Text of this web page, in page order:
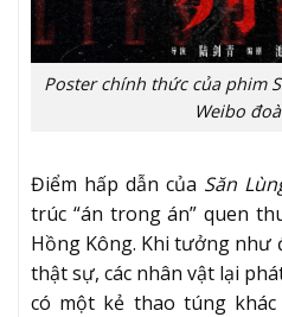
Poster chính thức của phim
Weibo
Điểm hấp dẫn của Săn
trúc “án trong án” quen
Hồng Kông. Khi tưởng như
thật sự, các nhân vật lại
có một kẻ thao túng